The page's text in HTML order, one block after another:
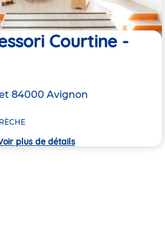
Courtine -
84000 Avignon
plus de détails